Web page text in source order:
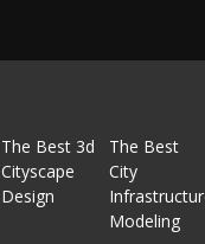
The Best 3d
Cityscape
Design
The Best
City
Modeling